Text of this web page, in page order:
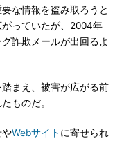
な情報を盗み取ろうと
っていたが、2004年
詐欺メールが出回るよ
まえ、被害が広がる前
ものだ。
やWebサイト に寄せられ